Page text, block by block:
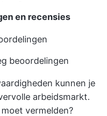
en recensies
beoordelingen
kunnen je
arbeidsmarkt.
vermelden?